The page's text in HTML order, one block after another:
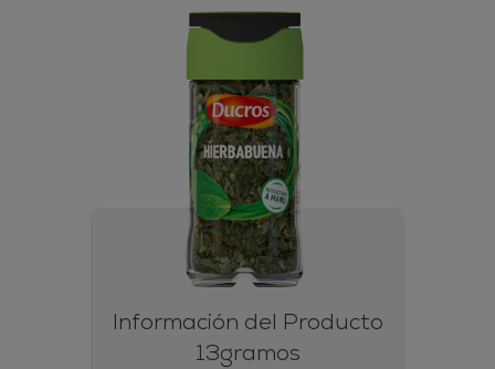
Información del Producto
13gramos